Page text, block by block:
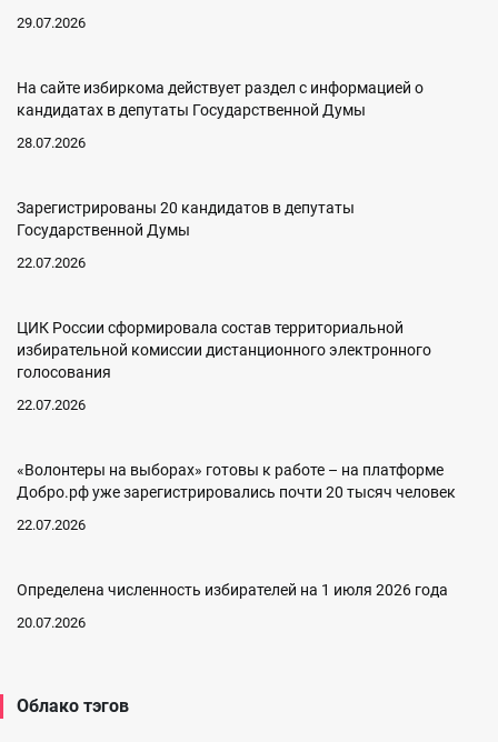
29.07.2026
На сайте избиркома действует раздел с информацией о
кандидатах в депутаты Государственной Думы
28.07.2026
Зарегистрированы 20 кандидатов в депутаты
Государственной Думы
22.07.2026
ЦИК России сформировала состав территориальной
избирательной комиссии дистанционного электронного
голосования
22.07.2026
«Волонтеры на выборах» готовы к работе – на платформе
Добро.рф уже зарегистрировались почти 20 тысяч человек
22.07.2026
Определена численность избирателей на 1 июля 2026 года
20.07.2026
Облако тэгов